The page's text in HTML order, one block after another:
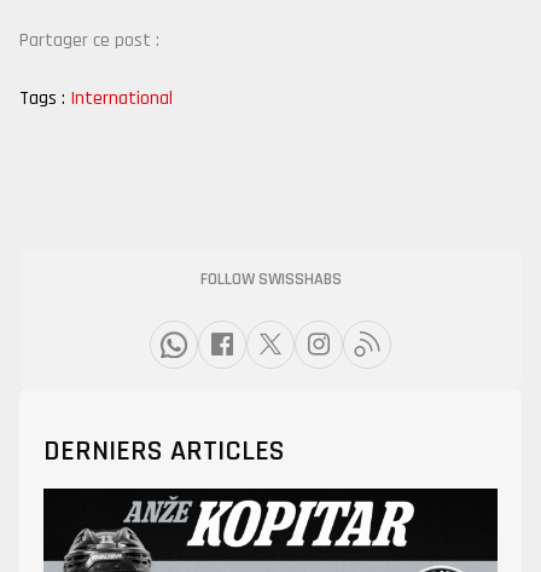
Partager ce post :
Tags : International
FOLLOW SWISSHABS
DERNIERS ARTICLES